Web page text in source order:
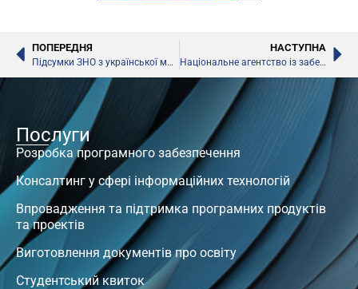
ПОПЕРЕДНЯ
Підсумки ЗНО з української мови і літератури
НАСТУПНА
Національне агентство із забезпечення якості вищої освіти
Послуги
Розробка програмного забезпечення
Консалтинг у сфері інформаційних технологій
Впровадження та підтримка програмних продуктів
та проектів
Виготовлення документів про освіту
Студентський квиток